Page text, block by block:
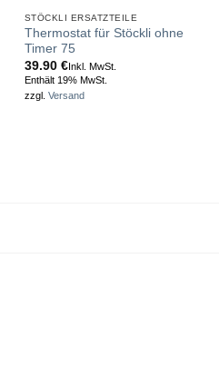
STÖCKLI ERSATZTEILE
Thermostat für Stöckli ohne
Timer 75
39.90 €Inkl. MwSt.
Enthält 19% MwSt.
zzgl. Versand